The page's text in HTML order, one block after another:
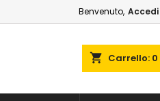
Benvenuto, Accedi
shopping_cart Carrello: 0